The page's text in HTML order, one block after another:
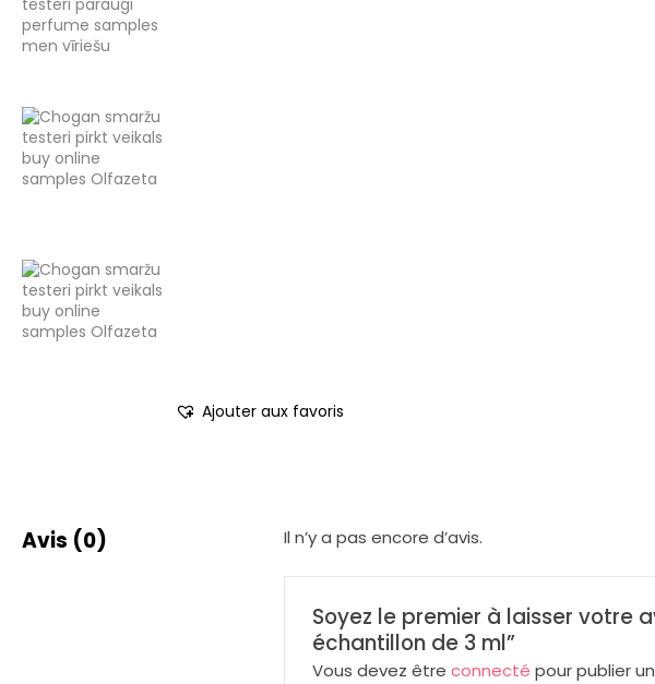
Ajouter aux favoris
Avis (0) Il n’y a pas encore d’avis.
Soyez le premier à laisser votre
échantillon de 3 ml”
Vous devez êtreconnecté pour publier